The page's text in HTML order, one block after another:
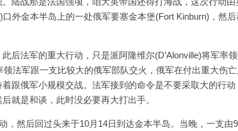
外金本半岛上的一处俄军要塞金本堡(Fort Kinburn)，然
后法军的重大行动，只是派阿隆维尔(D’Alonville)将军率
法军跟一支比较大的俄军部队交火，俄军在付出重大伤亡
跟俄军小规模交战。法军接到的命令是不要采取大的行动
就是和谈，此时没必要再大打出手。
，然后回过头来于10月14日到达金本半岛。当晚，一支由